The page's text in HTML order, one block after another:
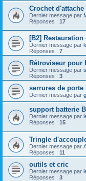
Crochet d'attache
Dernier message par
Réponses : 17
[B2] Restauration
Dernier message par
Réponses : 7
Rétroviseur pour
Dernier message par
Réponses : 3
serrures de porte
Dernier message par
support batterie
Dernier message par
Réponses : 15
Tringle
Dernier message par
Réponses : 11
outils et cric
Dernier message par
Réponses : 3